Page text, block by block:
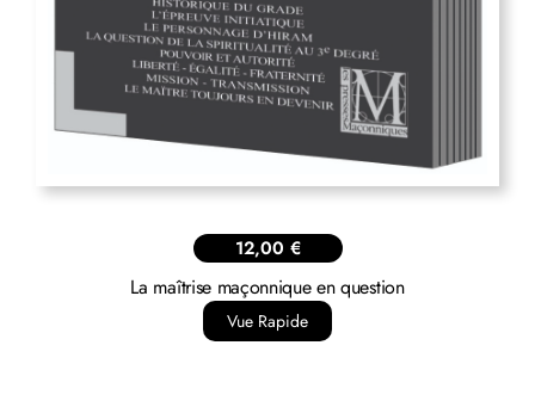
12,00 €
La maîtrise maçonnique en question
Vue Rapide